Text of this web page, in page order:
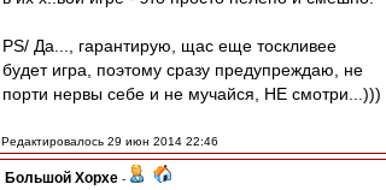
РS/ Да..., гарантирую, щас еще тоскливее
будет игра, поэтому сразу предупреждаю, не
порти нервы себе и не мучайся, НЕ смотри...)))
Редактировалось 29 июн 2014 22:46
Большой Хорхе -